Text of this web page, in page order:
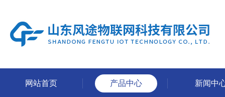
网站首页 产品中心 新闻中